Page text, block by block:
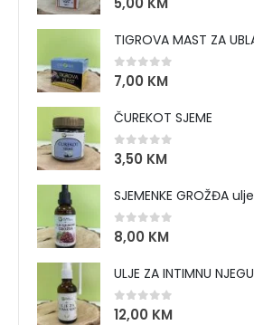
0 out of 5
7,00 KM
ČUREKOT SJEME
0 out of 5
3,50 KM
0 out of 5
8,00 KM
ULJE ZA INTIMNU NJEGU
0out of 5
12,00 KM